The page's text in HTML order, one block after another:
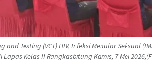
Testing (VCT) HIV, Infeksi Menular Seksual
Kelas II Rangkasbitung Kamis, 7 Mei